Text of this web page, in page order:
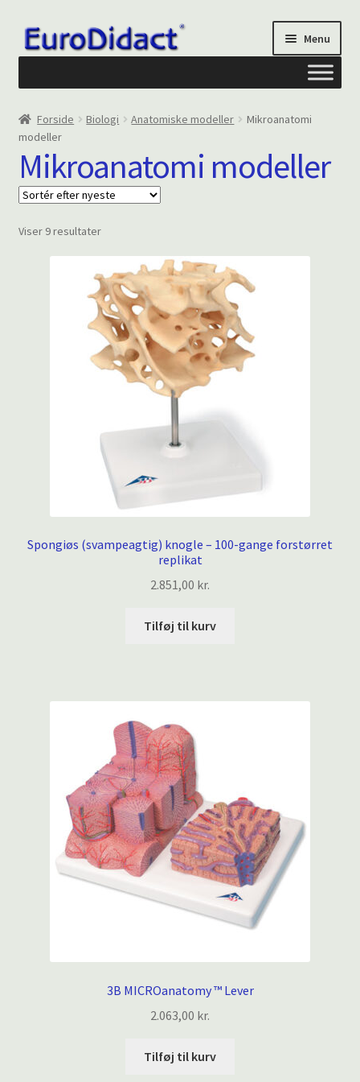
Spring
til
Spring
til
Menu
Om os
Privatliv og cookies
Kontakt formular
Din Konto
Forside Biologi Anatomiske modeller
Mikroanatomi
modeller
Mikroanatomi modeller
Viser 9 resultaterSorteret
seneste
Spongiøs (svampeagtig) knogle – 100-gange forstørret
replikat
2.851,00 kr.
Tilføj til kurv
3B MICROanatomy ™ Lever
2.063,00 kr.
Tilføj til kurv